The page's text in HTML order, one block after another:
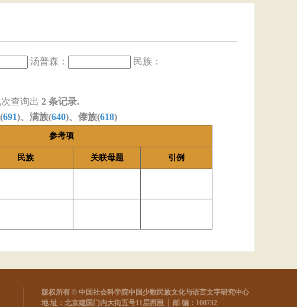
汤普森： 民族：
查询出 2 条记录.
691)、满族(640)、傣族(618)
参考项
民族 关联母题 引例
版权所有 © 中国社会科学院中国少数民族文化与语言文字研究中心
地 址：北京建国门内大街五号11层西段 │ 邮 编：100732